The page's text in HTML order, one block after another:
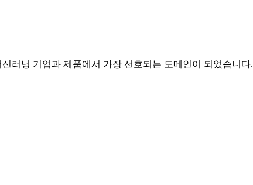
러닝 기업과 제품에서 가장 선호되는 도메인이 되었습니다.